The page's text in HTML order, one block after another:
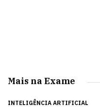
Mais na Exame
INTELIGÊNCIA ARTIFICIAL